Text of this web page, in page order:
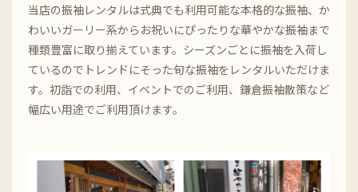
当店の振袖レンタルは式典でも利用可能な本格的な振袖、か
わいいガーリー系からお祝いにぴったりな華やかな振袖まで
種類豊富に取り揃えています。シーズンごとに振袖を入荷し
ているのでトレンドにそった旬な振袖をレンタルいただけま
す。初詣での利用、イベントでのご利用、鎌倉振袖散策など
幅広い用途でご利用頂けます。